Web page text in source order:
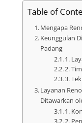
Table of
Mengapa
Keunggulan
Padang
1.
2.
3.
Layanan
Ditawarkan
1.
2.